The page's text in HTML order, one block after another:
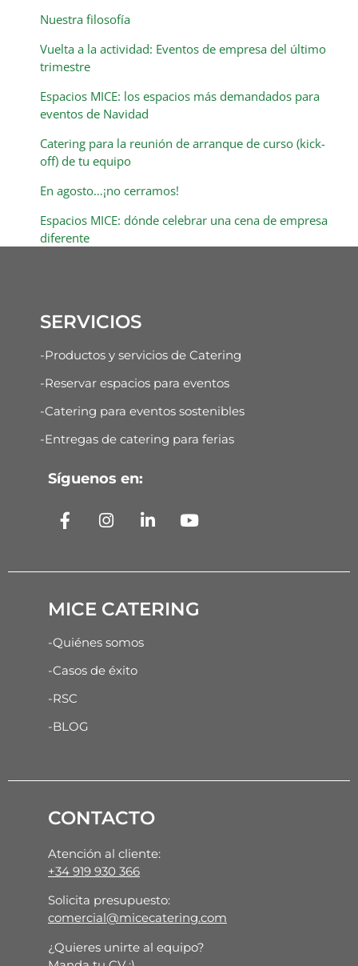
Nuestra filosofía
Vuelta a la actividad: Eventos de empresa del último
trimestre
Espacios MICE: los espacios más demandados para
eventos de Navidad
Catering para la reunión de arranque de curso (kick-
off) de tu equipo
En agosto…¡no cerramos!
Espacios MICE: dónde celebrar una cena de empresa
diferente
SERVICIOS
-Productos y servicios de Catering
-Reservar espacios para eventos
-Catering para eventos sostenibles
-Entregas de catering para ferias
Síguenos en:
MICE CATERING
-Quiénes somos
-Casos de éxito
-RSC
-BLOG
CONTACTO
Atención al cliente:
+34 919 930 366
Solicita presupuesto:
comercial@micecatering.com
¿Quieres unirte al equipo?